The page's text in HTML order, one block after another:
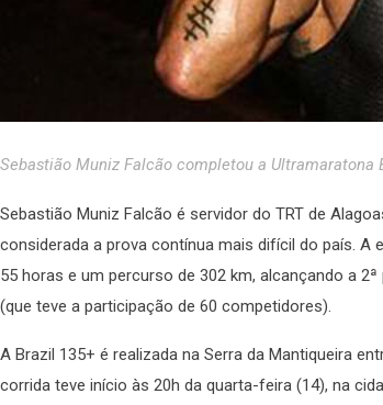
Sebastião Muniz Falcão completou a Ultramaratona
Sebastião Muniz Falcão é servidor do TRT de
considerada a prova contínua mais difícil do país. A
55 horas e um percurso de 302 km, alcançando a
(que teve a participação de 60 competidores).
A Brazil 135+ é realizada na Serra da Mantiqueira
corrida teve início às 20h da quarta-feira (14), na